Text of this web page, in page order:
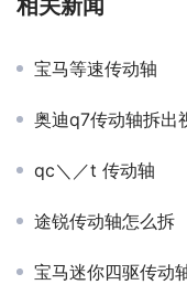
相关新闻
宝马等速传动轴
奥迪q7传动轴拆出
qc＼／t 传动轴
途锐传动轴怎么拆
宝马迷你四驱传动